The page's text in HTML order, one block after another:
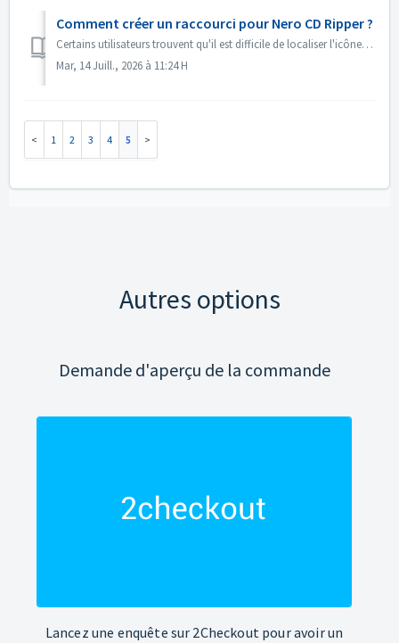
Comment créer un raccourci pour Nero CD Ripper ?
Certains utilisateurs trouvent qu'il est difficile de localiser l'icône de Nero CD Ripper et doivent se rendre à chaque fois sur le Microsoft Store ...
Mar, 14 Juill., 2026 à 11:24 H
1 2 3 4 5
Autres options
Demande d'aperçu de la commande
Lancez une enquête sur 2Checkout pour avoir un